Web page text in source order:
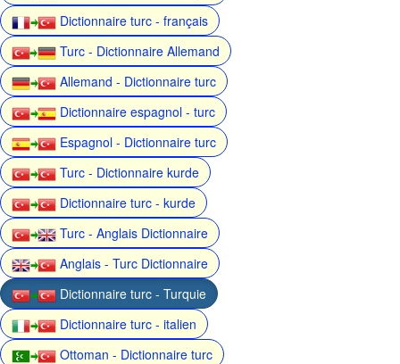
Dictionnaire turc - français
Turc - Dictionnaire Allemand
Allemand - Dictionnaire turc
Dictionnaire espagnol - turc
Espagnol - Dictionnaire turc
Turc - Dictionnaire kurde
Dictionnaire turc - kurde
Turc - Anglais Dictionnaire
Anglais - Turc Dictionnaire
Dictionnaire turc - Turquie
Dictionnaire turc - italien
Ottoman - Dictionnaire turc